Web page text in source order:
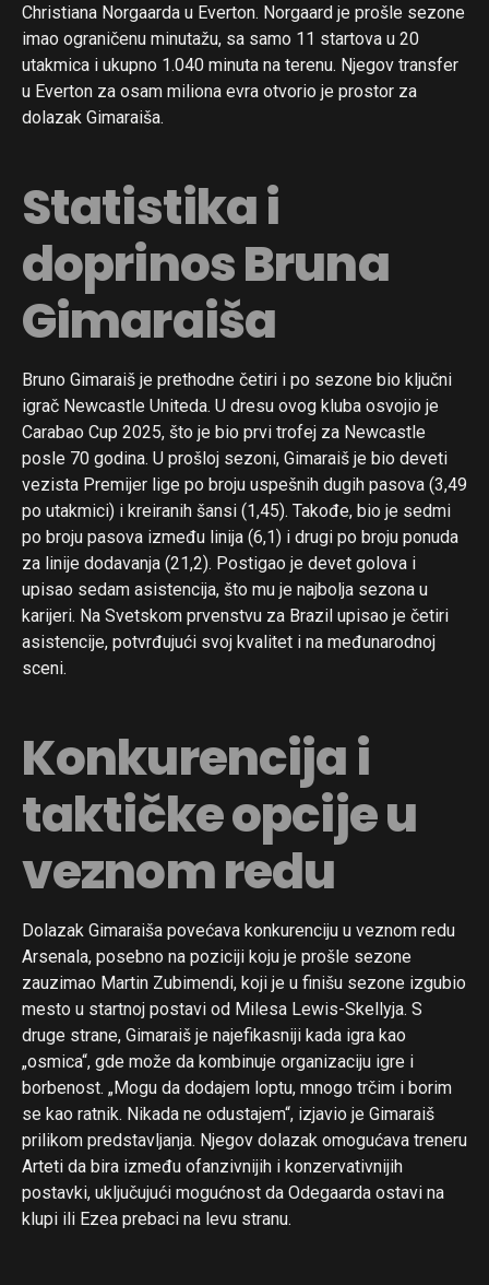
Christiana Norgaarda u Everton. Norgaard je prošle sezone
imao ograničenu minutažu, sa samo 11 startova u 20
utakmica i ukupno 1.040 minuta na terenu. Njegov transfer
u Everton za osam miliona evra otvorio je prostor za
dolazak Gimaraiša.
Statistika i
doprinos Bruna
Gimaraiša
Bruno Gimaraiš je prethodne četiri i po sezone bio ključni
igrač Newcastle Uniteda. U dresu ovog kluba osvojio je
Carabao Cup 2025, što je bio prvi trofej za Newcastle
posle 70 godina. U prošloj sezoni, Gimaraiš je bio deveti
vezista Premijer lige po broju uspešnih dugih pasova (3,49
po utakmici) i kreiranih šansi (1,45). Takođe, bio je sedmi
po broju pasova između linija (6,1) i drugi po broju ponuda
za linije dodavanja (21,2). Postigao je devet golova i
upisao sedam asistencija, što mu je najbolja sezona u
karijeri. Na Svetskom prvenstvu za Brazil upisao je četiri
asistencije, potvrđujući svoj kvalitet i na međunarodnoj
sceni.
Konkurencija i
taktičke opcije u
veznom redu
Dolazak Gimaraiša povećava konkurenciju u veznom redu
Arsenala, posebno na poziciji koju je prošle sezone
zauzimao Martin Zubimendi, koji je u finišu sezone izgubio
mesto u startnoj postavi od Milesa Lewis-Skellyja. S
druge strane, Gimaraiš je najefikasniji kada igra kao
„osmica“, gde može da kombinuje organizaciju igre i
borbenost. „Mogu da dodajem loptu, mnogo trčim i borim
se kao ratnik. Nikada ne odustajem“, izjavio je Gimaraiš
prilikom predstavljanja. Njegov dolazak omogućava treneru
Arteti da bira između ofanzivnijih i konzervativnijih
postavki, uključujući mogućnost da Odegaarda ostavi na
klupi ili Ezea prebaci na levu stranu.